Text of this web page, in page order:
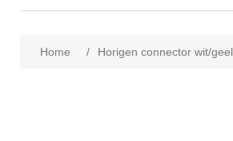
Home / Horigen connector wit/geel